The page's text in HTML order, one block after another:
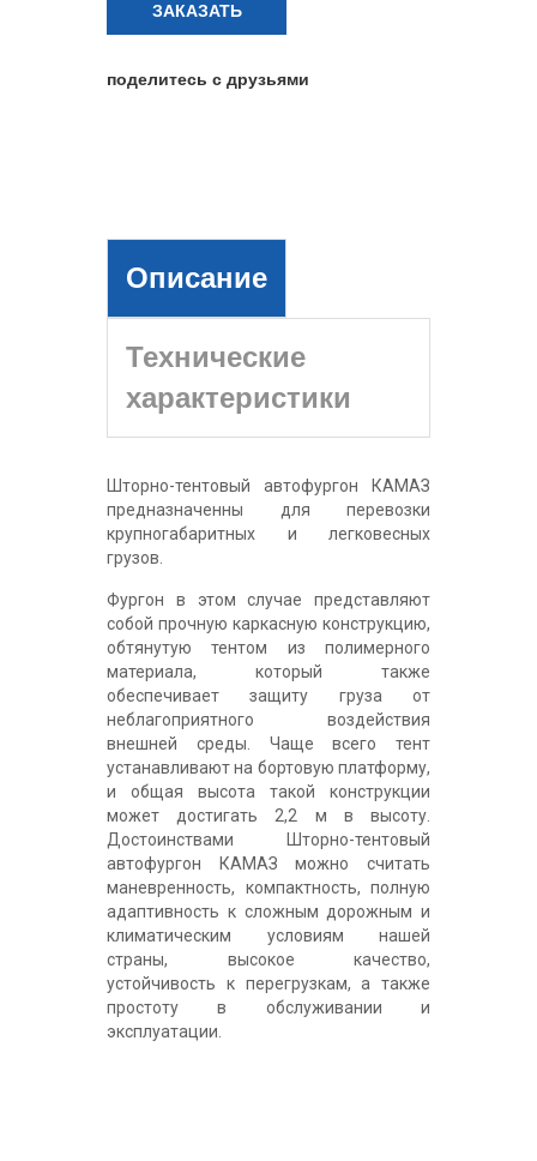
ЗАКАЗАТЬ
поделитесь с друзьями
Описание
Технические
характеристики
Шторно-тентовый автофургон КАМАЗ
предназначенны для перевозки
крупногабаритных и легковесных
грузов.
Фургон в этом случае представляют
собой прочную каркасную конструкцию,
обтянутую тентом из полимерного
материала, который также
обеспечивает защиту груза от
неблагоприятного воздействия
внешней среды. Чаще всего тент
устанавливают на бортовую платформу,
и общая высота такой конструкции
может достигать 2,2 м в высоту.
Достоинствами Шторно-тентовый
автофургон КАМАЗ можно считать
маневренность, компактность, полную
адаптивность к сложным дорожным и
климатическим условиям нашей
страны, высокое качество,
устойчивость к перегрузкам, а также
простоту в обслуживании и
эксплуатации.